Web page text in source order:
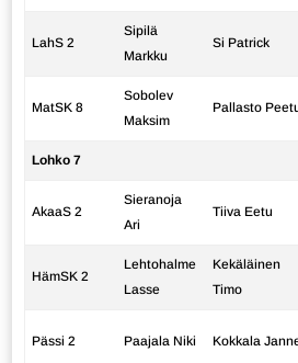
LahS 2
Sipilä
Markku
Si Patrick
MatSK 8
Sobolev
Maksim
Pallasto
Lohko 7
AkaaS 2
Sieranoja
Ari
Tiiva Eetu
HämSK 2
Lehtohalme
Lasse
Kekäläinen
Timo
Pässi 2 Paajala Niki Kokkala